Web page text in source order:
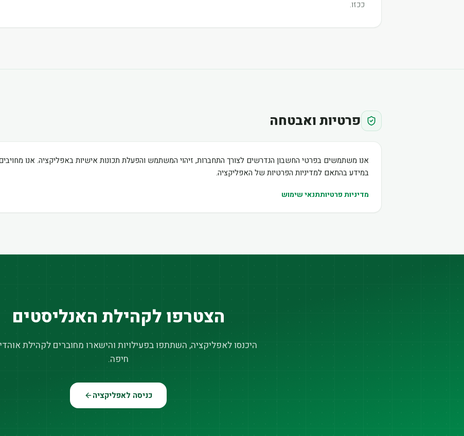
ככזו.
פרטיות ואבטחה
אנו משתמשים בפרטי החשבון הנדרשים לצורך התחברות, זיהוי המשתמש והפעלת תכונות אישיות באפליקציה. אנו
במידע בהתאם למדיניות הפרטיות של האפליקציה.
מדיניות פרטיותתנאי שימוש
הצטרפו לקהילת האנליסטים
היכנסו לאפליקציה, השתתפו בפעילויות והישארו מחוברים לקהילת
חיפה.
כניסה לאפליקציה